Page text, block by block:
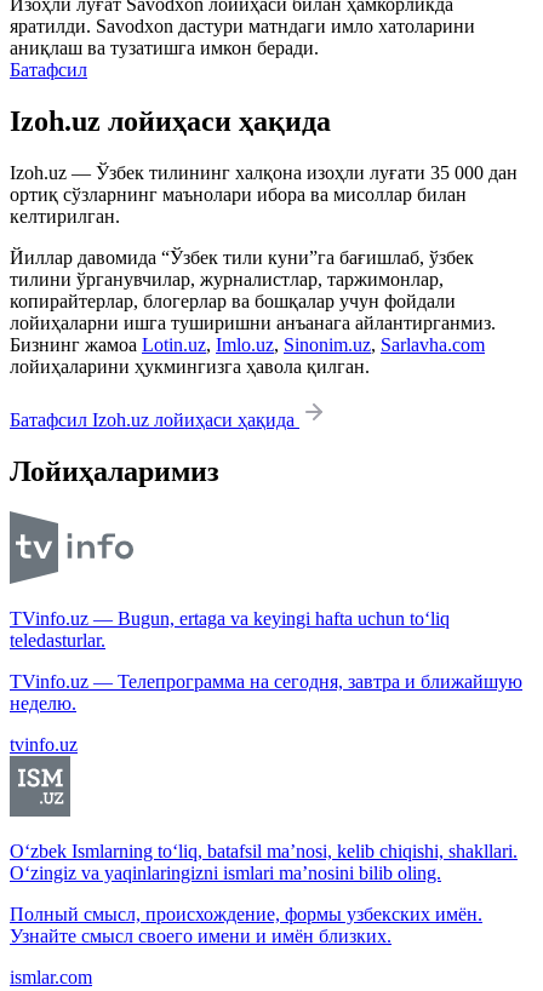
яратилди. Savodxon дастури матндаги имло хатоларини
аниқлаш ва тузатишга имкон беради.
Батафсил
Izoh.uz лойиҳаси ҳақида
Izoh.uz — Ўзбек тилининг халқона изоҳли луғати 35 000 дан
ортиқ сўзларнинг маънолари ибора ва мисоллар билан
келтирилган.
Йиллар давомида “Ўзбек тили куни”га бағишлаб, ўзбек
тилини ўрганувчилар, журналистлар, таржимонлар,
копирайтерлар, блогерлар ва бошқалар учун фойдали
лойиҳаларни ишга туширишни анъанага айлантирганмиз.
Бизнинг жамоа Lotin.uz, Imlo.uz, Sinonim.uz, Sarlavha.com
лойиҳаларини ҳукмингизга ҳавола қилган.
Батафсил Izoh.uz лойиҳаси ҳақида
Лойиҳаларимиз
TVinfo.uz — Bugun, ertaga va keyingi hafta uchun to‘liq
teledasturlar.
TVinfo.uz — Телепрограмма на сегодня, завтра и ближайшую
неделю.
tvinfo.uz
O‘zbek Ismlarning to‘liq, batafsil ma’nosi, kelib chiqishi, shakllari.
O‘zingiz va yaqinlaringizni ismlari ma’nosini bilib oling.
Полный смысл, происхождение, формы узбекских имён.
Узнайте смысл своего имени и имён близких.
ismlar.com